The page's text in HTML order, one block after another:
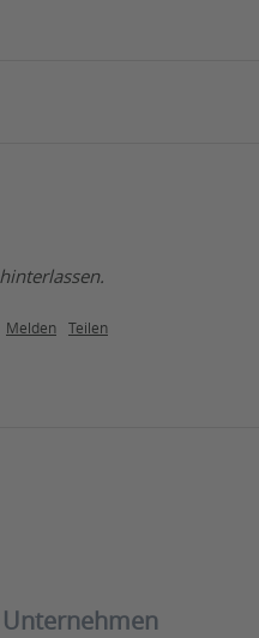
Melden Teilen
Unternehmen